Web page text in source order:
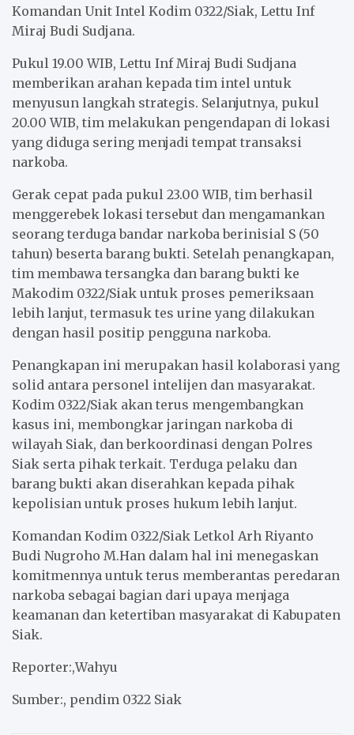
Komandan Unit Intel Kodim 0322/Siak, Lettu Inf
Miraj Budi Sudjana.
Pukul 19.00 WIB, Lettu Inf Miraj Budi Sudjana
memberikan arahan kepada tim intel untuk
menyusun langkah strategis. Selanjutnya, pukul
20.00 WIB, tim melakukan pengendapan di lokasi
yang diduga sering menjadi tempat transaksi
narkoba.
Gerak cepat pada pukul 23.00 WIB, tim berhasil
menggerebek lokasi tersebut dan mengamankan
seorang terduga bandar narkoba berinisial S (50
tahun) beserta barang bukti. Setelah penangkapan,
tim membawa tersangka dan barang bukti ke
Makodim 0322/Siak untuk proses pemeriksaan
lebih lanjut, termasuk tes urine yang dilakukan
dengan hasil positip pengguna narkoba.
Penangkapan ini merupakan hasil kolaborasi yang
solid antara personel intelijen dan masyarakat.
Kodim 0322/Siak akan terus mengembangkan
kasus ini, membongkar jaringan narkoba di
wilayah Siak, dan berkoordinasi dengan Polres
Siak serta pihak terkait. Terduga pelaku dan
barang bukti akan diserahkan kepada pihak
kepolisian untuk proses hukum lebih lanjut.
Komandan Kodim 0322/Siak Letkol Arh Riyanto
Budi Nugroho M.Han dalam hal ini menegaskan
komitmennya untuk terus memberantas peredaran
narkoba sebagai bagian dari upaya menjaga
keamanan dan ketertiban masyarakat di Kabupaten
Siak.
Reporter:,Wahyu
Sumber:, pendim 0322 Siak